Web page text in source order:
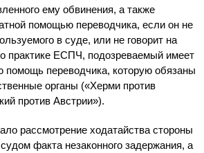
ему обвинения, а также
помощью переводчика, если он не
в суде, или не говорит на
практике ЕСПЧ, подозреваемый имеет
помощь переводчика, которую обязаны
органы («Херми против
против Австрии»).
рассмотрение ходатайства стороны
факта незаконного задержания, а